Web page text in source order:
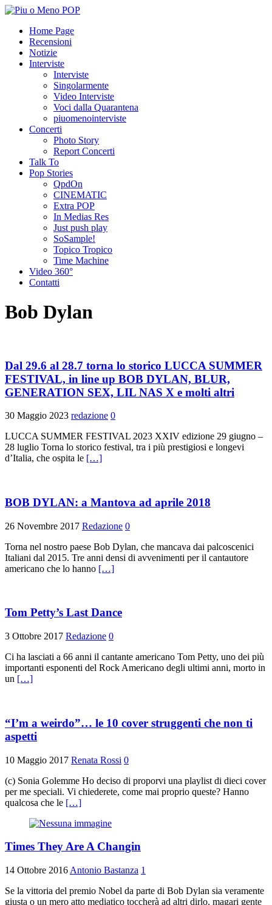
Home Page
Recensioni
Notizie
Interviste
Interviste
Singolarmente
Video Interviste
Voci dalla Quarantena
piuomenointerviste
Concerti
Photo Story
Report Concerti
Talk To
Pop Stories
QpdOn
CINEMATIC
Extra POP
In Medias Res
Just push play
SoSample!
Topico Tropico
Time Machine
Video 360°
Contatti
Bob Dylan
Dal 29.6 al 28.7 torna lo storico LUCCA SUMMER
FESTIVAL, in line up BOB DYLAN, BLUR,
GENERATION SEX, LIL NAS X e molti altri
30 Maggio 2023 redazione 0
LUCCA SUMMER FESTIVAL 2023 XXIV edizione 29 giugno –
28 luglio Torna lo storico festival, tra i più prestigiosi e longevi
d’Italia, che ospita le […]
BOB DYLAN: a Mantova ad aprile 2018
26 Novembre 2017 Redazione 0
Torna nel nostro paese Bob Dylan, che mancava dai palcoscenici
Italiani dal 2015. Tre anni densi di avvenimenti per il cantautore
americano che lo hanno […]
Tom Petty’s Last Dance
3 Ottobre 2017 Redazione 0
Ci ha lasciati a 66 anni il cantante americano Tom Petty, uno dei più
importanti esponenti del Rock Americano degli ultimi anni, morto in
un […]
“I’m a weirdo”… le 10 cover struggenti che non ti
aspetti
10 Maggio 2017 Renata Rossi 0
(c) Sonia Golemme Ho deciso di proporvi una playlist di dieci cover
per me speciali. Vi chiederete, come mai proprio queste? Hanno
qualcosa che le […]
Times They Are A Changin
14 Ottobre 2016 Antonio Bastanza 1
Se la vittoria del premio Nobel da parte di Bob Dylan sia veramente
giusta o un mero atto mediatico toccherà ad altri dirlo, magari gente